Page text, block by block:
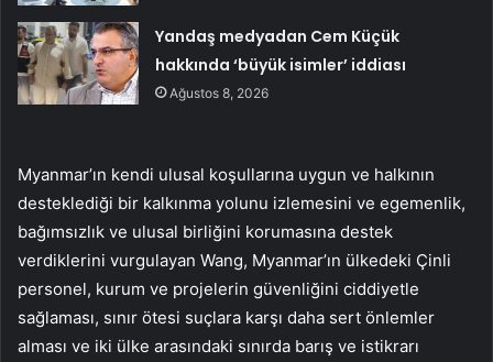
Yandaş medyadan Cem Küçük
hakkında ‘büyük isimler’ iddiası
Ağustos 8, 2026
Myanmar’ın kendi ulusal koşullarına uygun ve halkının
desteklediği bir kalkınma yolunu izlemesini ve egemenlik,
bağımsızlık ve ulusal birliğini korumasına destek
verdiklerini vurgulayan Wang, Myanmar’ın ülkedeki Çinli
personel, kurum ve projelerin güvenliğini ciddiyetle
sağlaması, sınır ötesi suçlara karşı daha sert önlemler
alması ve iki ülke arasındaki sınırda barış ve istikrarı